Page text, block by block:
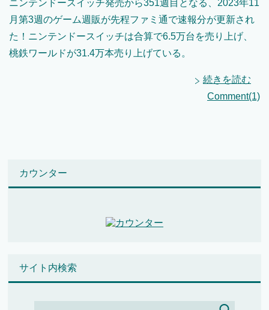
ニンテンドースイッチ発売から351週目となる、2023年11
月第3週のゲーム週販が先程ファミ通で速報分が更新され
た！ニンテンドースイッチは合算で6.5万台を売り上げ、
桃鉄ワールドが31.4万本売り上げている。
続きを読む
Comment(1)
カウンター
サイト内検索